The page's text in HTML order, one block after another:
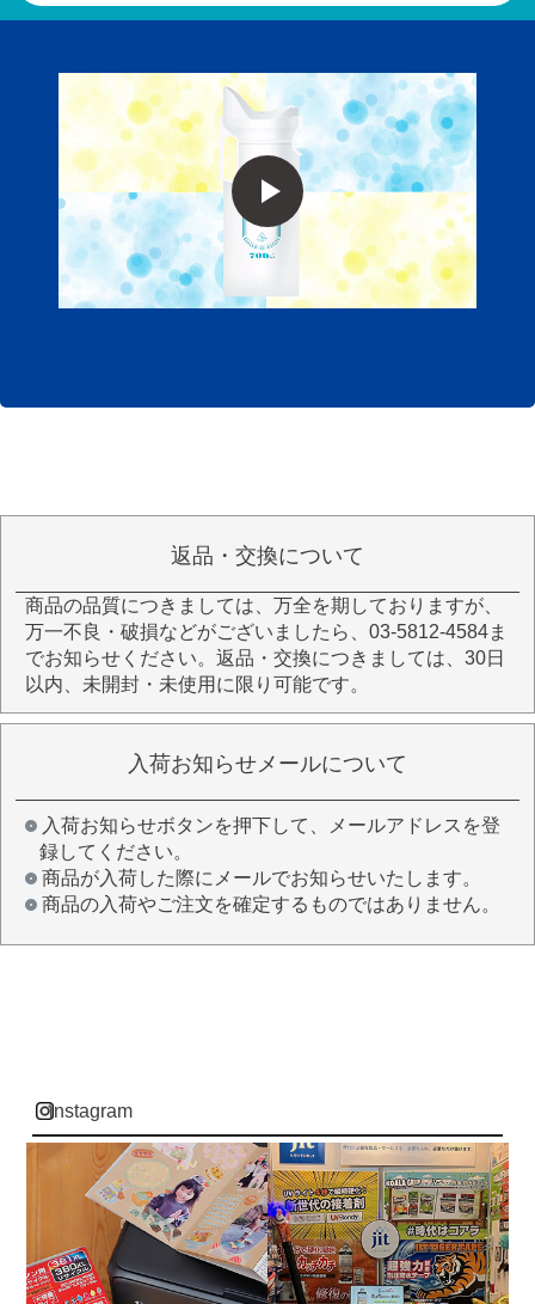
返品・交換について
商品の品質につきましては、万全を期しておりますが、
万一不良・破損などがございましたら、03-5812-4584ま
でお知らせください。返品・交換につきましては、30日
以内、未開封・未使用に限り可能です。
入荷お知らせメールについて
入荷お知らせボタンを押下して、メールアドレスを登
録してください。
商品が入荷した際にメールでお知らせいたします。
商品の入荷やご注文を確定するものではありません。
instagram